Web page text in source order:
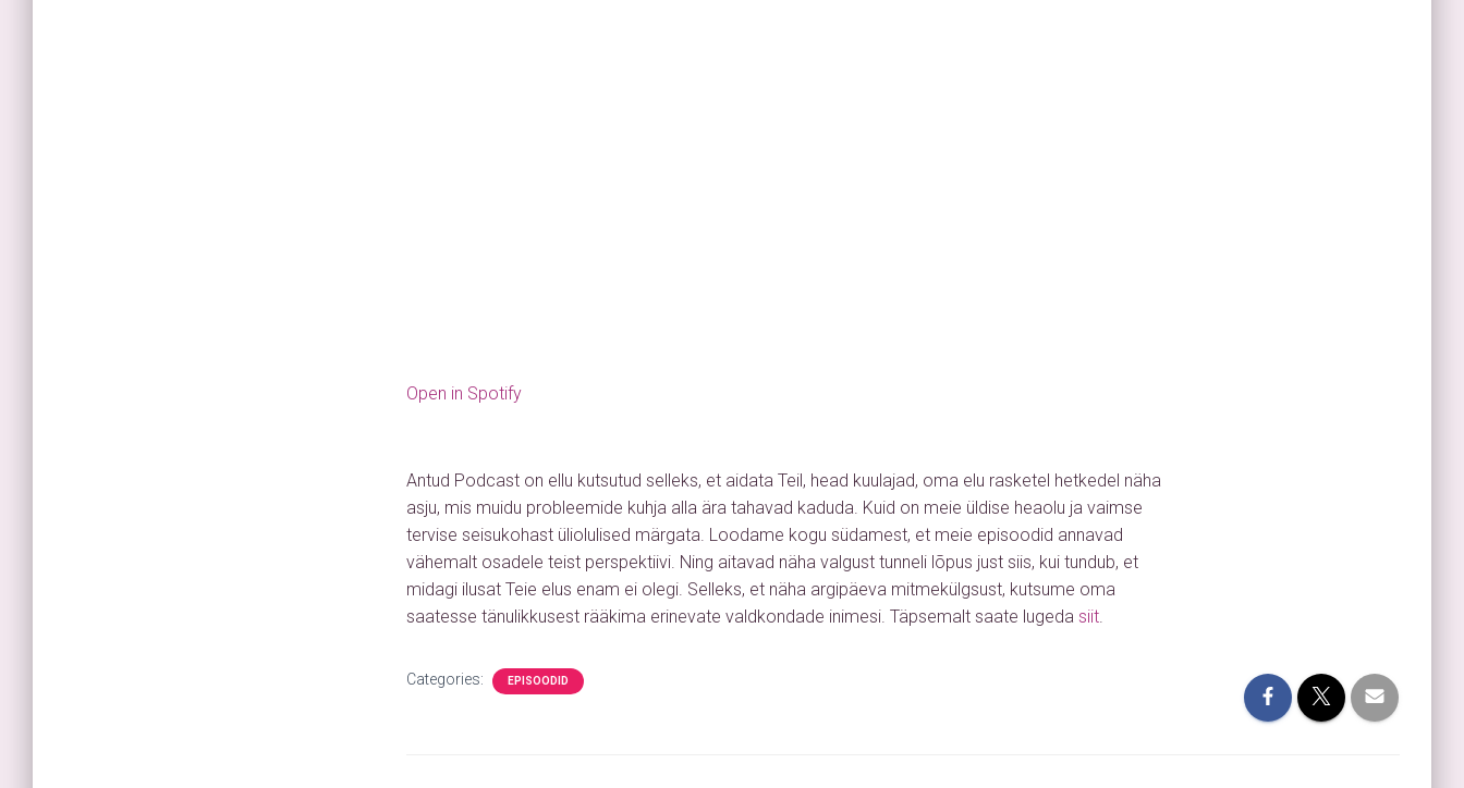
Open in Spotify
Antud Podcast on ellu kutsutud selleks, et aidata Teil, head kuulajad, oma elu rasketel hetkedel näha
asju, mis muidu probleemide kuhja alla ära tahavad kaduda. Kuid on meie üldise heaolu ja vaimse
tervise seisukohast üliolulised märgata. Loodame kogu südamest, et meie episoodid annavad
vähemalt osadele teist perspektiivi. Ning aitavad näha valgust tunneli lõpus just siis, kui tundub, et
midagi ilusat Teie elus enam ei olegi. Selleks, et näha argipäeva mitmekülgsust, kutsume oma
saatesse tänulikkusest rääkima erinevate valdkondade inimesi. Täpsemalt saate lugeda siit.
Categories: EPISOODID